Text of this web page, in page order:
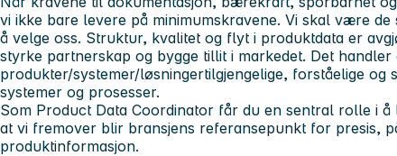
vi ikke bare levere på minimumskravene. Vi skal være
å velge oss. Struktur, kvalitet og flyt i produktdata er
styrke partnerskap og bygge tillit i markedet. Det
produkter/systemer/løsningertilgjengelige, forståelige og
systemer og prosesser.
Som Product Data Coordinator får du en sentral rolle i
at vi fremover blir bransjens referansepunkt for presis,
produktinformasjon.